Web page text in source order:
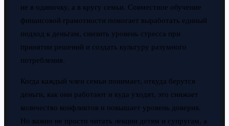
не в одиночку, а в кругу семьи. Совместное обучение
финансовой грамотности помогает выработать единый
подход к деньгам, снизить уровень стресса при
принятии решений и создать культуру разумного
потребления.
Когда каждый член семьи понимает, откуда берутся
деньги, как они работают и куда уходят, это снижает
количество конфликтов и повышает уровень доверия.
Но важно не просто читать лекции детям и супругам, а